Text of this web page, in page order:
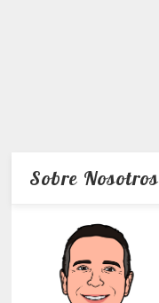
Sobre Nosotros